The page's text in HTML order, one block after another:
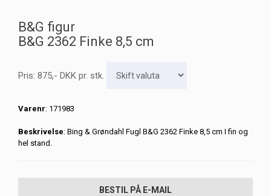
B&G figur
B&G 2362 Finke 8,5 cm
Pris: 875,- DKK pr. stk.
Varenr: 171983
Beskrivelse: Bing & Grøndahl Fugl B&G 2362 Finke 8,5 cm I fin og
hel stand.
BESTIL PÅ E-MAIL